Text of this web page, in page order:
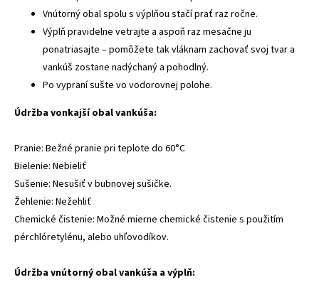
Vnútorný obal spolu s výplňou stačí prať raz ročne.
Výplň pravidelne vetrajte a aspoň raz mesačne ju
ponatriasajte – pomôžete tak vláknam zachovať svoj tvar a
vankúš zostane nadýchaný a pohodlný.
Po vypraní sušte vo vodorovnej polohe.
Údržba vonkajší obal vankúša:
Pranie: Bežné pranie pri teplote do 60°C
Bielenie: Nebieliť
Sušenie: Nesušiť v bubnovej sušičke.
Žehlenie: Nežehliť
Chemické čistenie: Možné mierne chemické čistenie s použitím
pérchlóretylénu, alebo uhľovodíkov.
Údržba vnútorný obal vankúša a výplň: